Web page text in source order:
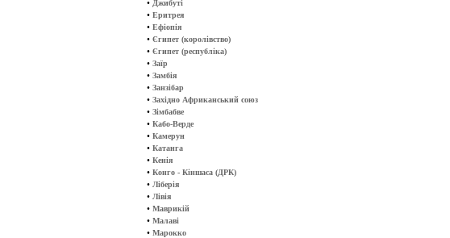
• Джибуті
• Еритрея
• Ефіопія
• Єгипет (королівство)
• Єгипет (республіка)
• Заїр
• Замбія
• Занзібар
• Західно Африканський союз
• Зімбабве
• Кабо-Верде
• Камерун
• Катанга
• Кенія
• Конго - Кіншаса (ДРК)
• Ліберія
• Лівія
• Маврикій
• Малаві
• Марокко